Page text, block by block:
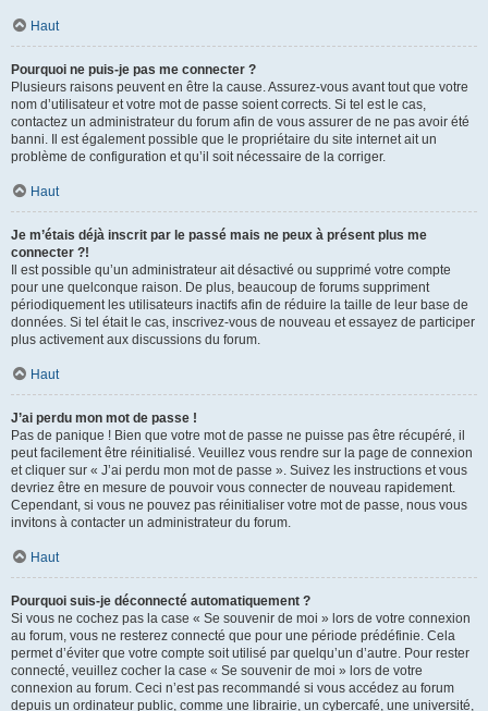
Haut
Pourquoi ne puis-je pas me connecter ?
Plusieurs raisons peuvent en être la cause. Assurez-vous avant tout que votre
nom d’utilisateur et votre mot de passe soient corrects. Si tel est le cas,
contactez un administrateur du forum afin de vous assurer de ne pas avoir été
banni. Il est également possible que le propriétaire du site internet ait un
problème de configuration et qu’il soit nécessaire de la corriger.
Haut
Je m’étais déjà inscrit par le passé mais ne peux à présent plus me
connecter ?!
Il est possible qu’un administrateur ait désactivé ou supprimé votre compte
pour une quelconque raison. De plus, beaucoup de forums suppriment
périodiquement les utilisateurs inactifs afin de réduire la taille de leur base de
données. Si tel était le cas, inscrivez-vous de nouveau et essayez de participer
plus activement aux discussions du forum.
Haut
J’ai perdu mon mot de passe !
Pas de panique ! Bien que votre mot de passe ne puisse pas être récupéré, il
peut facilement être réinitialisé. Veuillez vous rendre sur la page de connexion
et cliquer sur « J’ai perdu mon mot de passe ». Suivez les instructions et vous
devriez être en mesure de pouvoir vous connecter de nouveau rapidement.
Cependant, si vous ne pouvez pas réinitialiser votre mot de passe, nous vous
invitons à contacter un administrateur du forum.
Haut
Pourquoi suis-je déconnecté automatiquement ?
Si vous ne cochez pas la case « Se souvenir de moi » lors de votre connexion
au forum, vous ne resterez connecté que pour une période prédéfinie. Cela
permet d’éviter que votre compte soit utilisé par quelqu’un d’autre. Pour rester
connecté, veuillez cocher la case « Se souvenir de moi » lors de votre
connexion au forum. Ceci n’est pas recommandé si vous accédez au forum
depuis un ordinateur public, comme une librairie, un cybercafé, une université,